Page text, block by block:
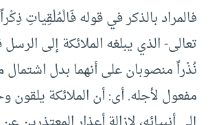
فالمراد بالذكر في قوله فَالْمُلْقِياتِ
تعالى- الذي يبلغه الملائكة إلى
نُذْراً منصوبان على أنهما بدل اشتمال
مفعول لأجله. أى: أن الملائكة يلقون